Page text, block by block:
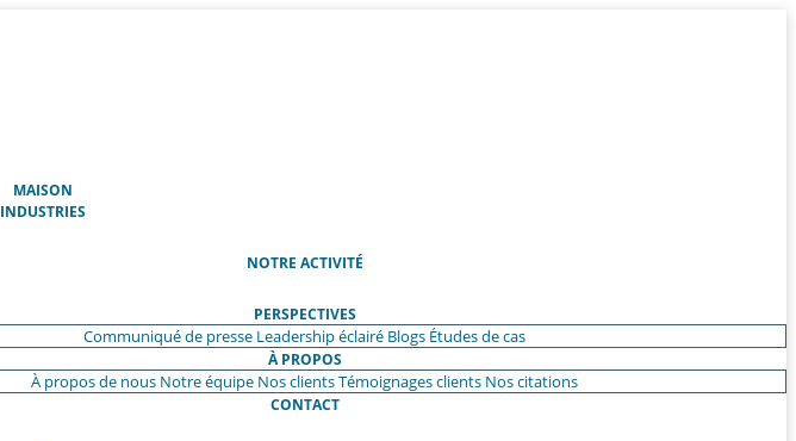
MAISON(ACTUEL)
INDUSTRIES
NOTRE ACTIVITÉ
PERSPECTIVES
Communiqué de presse Leadership éclairé Blogs Études de cas
À PROPOS
À propos de nous Notre équipe Nos clientsTémoignages clients Nos citations
CONTACT